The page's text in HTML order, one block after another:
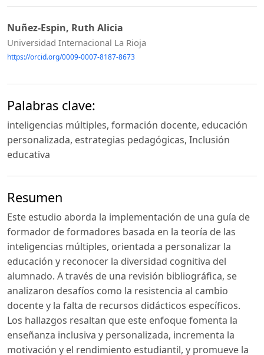
Nuñez-Espin, Ruth Alicia
Universidad Internacional La Rioja
https://orcid.org/0009-0007-8187-8673
Palabras clave:
inteligencias múltiples, formación docente, educación
personalizada, estrategias pedagógicas, Inclusión
educativa
Resumen
Este estudio aborda la implementación de una guía de
formador de formadores basada en la teoría de las
inteligencias múltiples, orientada a personalizar la
educación y reconocer la diversidad cognitiva del
alumnado. A través de una revisión bibliográfica, se
analizaron desafíos como la resistencia al cambio
docente y la falta de recursos didácticos específicos.
Los hallazgos resaltan que este enfoque fomenta la
enseñanza inclusiva y personalizada, incrementa la
motivación y el rendimiento estudiantil, y promueve la